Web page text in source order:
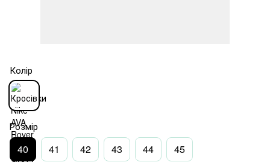
Колір
Розмір
40 41 42 43 44 45